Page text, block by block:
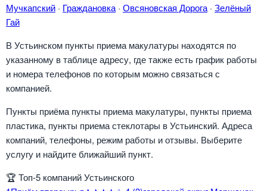
Мучкапский · Граждановка · Овсяновская Дорога · Зелёный
Гай
В Устьинском пункты приема макулатуры находятся по
указанному в таблице адресу, где также есть график работы
и номера телефонов по которым можно связаться с
компанией.
Пункты приёма пункты приема макулатуры, пункты приема
пластика, пункты приема стеклотары в Устьинский. Адреса
компаний, телефоны, режим работы и отзывы. Выберите
услугу и найдите ближайший пункт.
🏆 Топ-5 компаний Устьинского